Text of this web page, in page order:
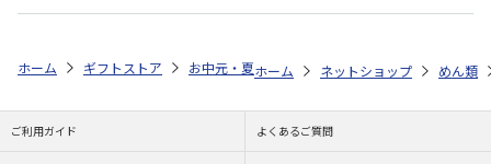
ホーム ギフトストア お中元・夏ギフト特集 2026 ゆうゆうギフト
ホーム ネットショップ めん類
ご利用ガイド よくあるご質問